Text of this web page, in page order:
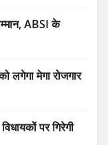
ABSI के
लगेगा मेगा रोजगार
पर गिरेगी